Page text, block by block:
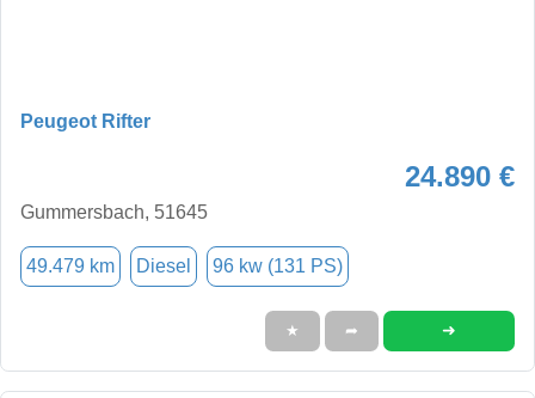
Peugeot Rifter
24.890 €
Gummersbach, 51645
49.479 km Diesel 96 kw (131 PS)
★ ➦ ➜